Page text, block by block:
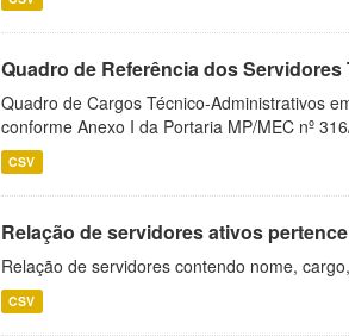
Quadro de Referência dos
Quadro de Cargos Técnico-Administrativos
conforme Anexo I da Portaria MP/MEC nº
CSV
Relação de servidores ativos
Relação de servidores contendo nome,
CSV